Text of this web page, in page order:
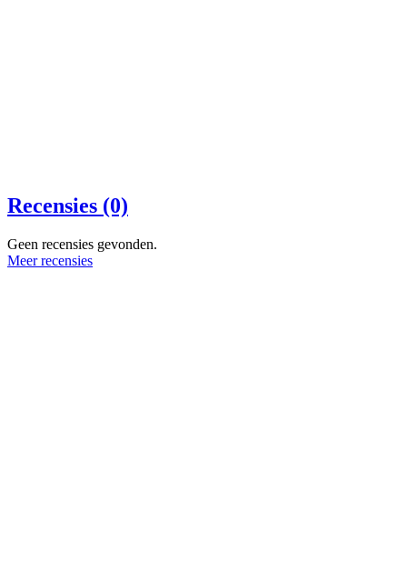
Recensies (0)
Geen recensies gevonden.
Meer recensies